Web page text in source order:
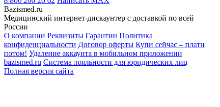
Bazismed.ru
Медицинский интернет-дискаунтер с доставкой по всей
России
О компании Реквизиты Гарантии Политика
конфиденциальности Договор оферты Купи сейчас – плати
потом! Удаление аккаунта в мобильном приложении
bazismed.ru Система лояльности для юридических лиц
Полная версия сайта